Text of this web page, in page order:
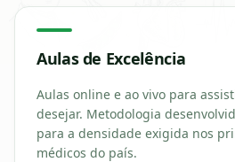
Aulas de Excelência
Aulas online e ao vivo para
desejar. Metodologia
para a densidade exigida nos
médicos do país.